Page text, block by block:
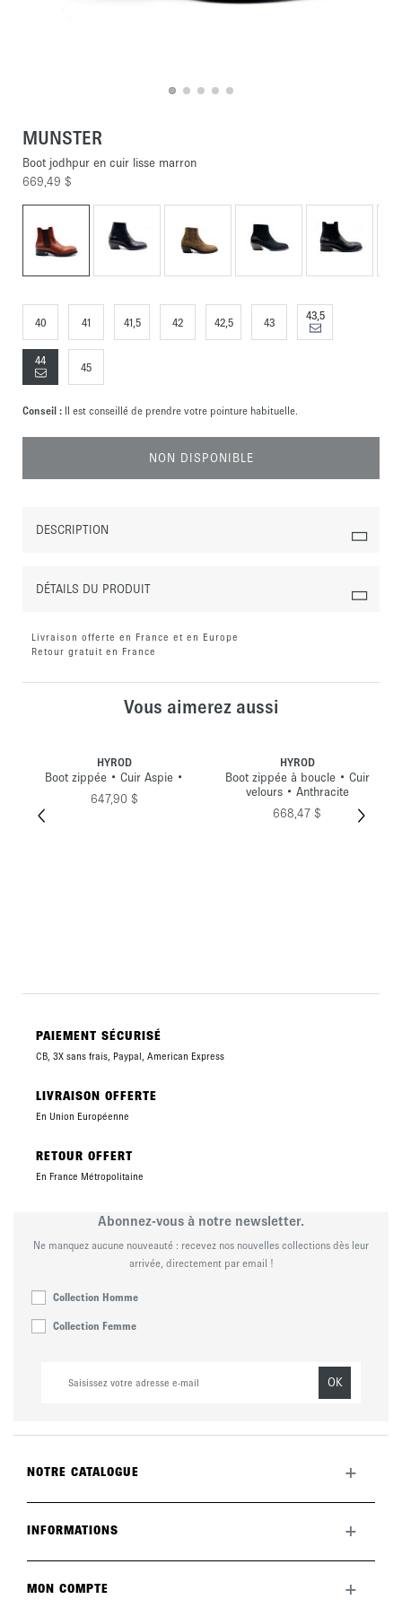
MUNSTER
Boot jodhpur en cuir lisse marron
669,49 $
40 41 41,5 42 42,5 43
43,5
44
45
Conseil : Il est conseillé de prendre votre pointure habituelle.
NON DISPONIBLE
DESCRIPTION
DÉTAILS DU PRODUIT
Livraison offerte en France et en Europe
Retour gratuit en France
Vous aimerez aussi
HYROD
Boot zippée • Cuir Aspie •
647,90 $
HYROD
Boot zippée à boucle • Cuir
velours • Anthracite
668,47 $
PAIEMENT SÉCURISÉ
CB, 3X sans frais, Paypal, American Express
LIVRAISON OFFERTE
En Union Européenne
RETOUR OFFERT
En France Métropolitaine
Abonnez-vous à notre newsletter.
Ne manquez aucune nouveauté : recevez nos nouvelles collections dès leur
arrivée, directement par email !
Collection Homme
Collection Femme
OK
NOTRE CATALOGUE +
La marque
INFORMATIONS +
FAQ
MON COMPTE +